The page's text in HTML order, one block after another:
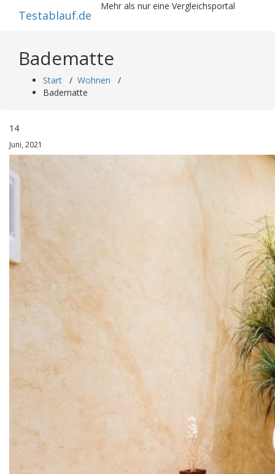
Testablauf.de
Mehr als nur eine Vergleichsportal
Badematte
Start / Wohnen /
Badematte
14
Juni, 2021